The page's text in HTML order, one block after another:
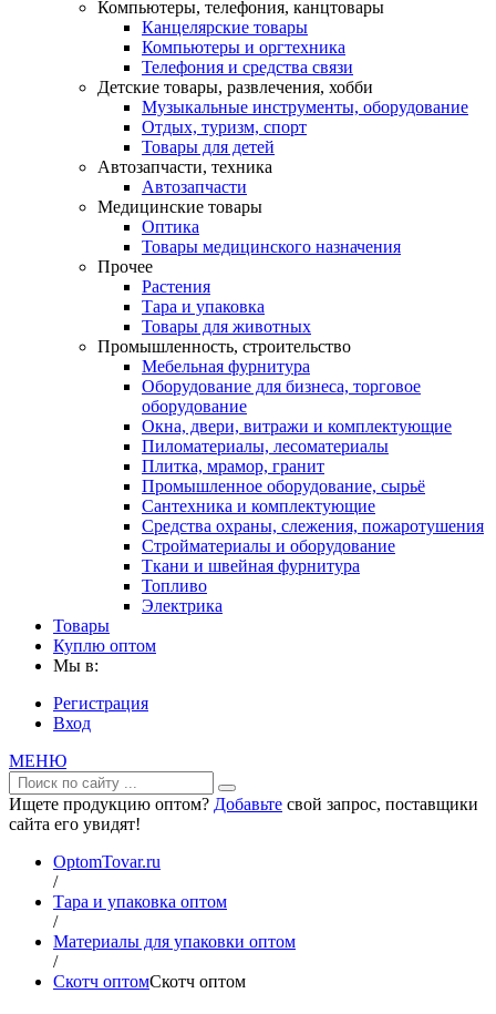
Компьютеры, телефония, канцтовары
Канцелярские товары
Компьютеры и оргтехника
Телефония и средства связи
Детские товары, развлечения, хобби
Музыкальные инструменты, оборудование
Отдых, туризм, спорт
Товары для детей
Автозапчасти, техника
Автозапчасти
Медицинские товары
Оптика
Товары медицинского назначения
Прочее
Растения
Тара и упаковка
Товары для животных
Промышленность, строительство
Мебельная фурнитура
Оборудование для бизнеса, торговое
оборудование
Окна, двери, витражи и комплектующие
Пиломатериалы, лесоматериалы
Плитка, мрамор, гранит
Промышленное оборудование, сырьё
Сантехника и комплектующие
Средства охраны, слежения, пожаротушения
Стройматериалы и оборудование
Ткани и швейная фурнитура
Топливо
Электрика
Товары
Куплю оптом
Мы в:
Регистрация
Вход
МЕНЮ
Ищете продукцию оптом? Добавьте свой запрос, поставщики
сайта его увидят!
OptomTovar.ru
/
Тара и упаковка оптом
/
Материалы для упаковки оптом
/
Скотч оптомСкотч оптом